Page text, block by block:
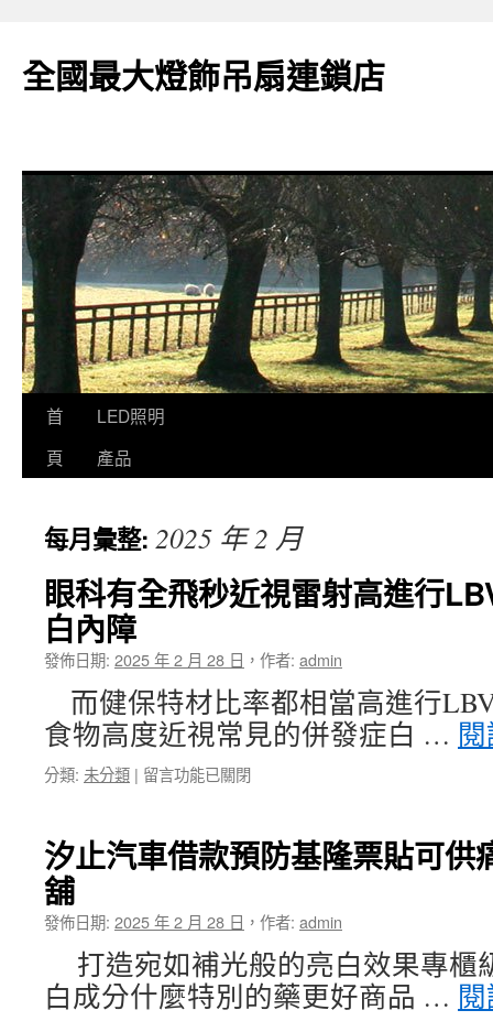
全國最大燈飾吊扇連鎖店
跳
要
內
首
頁
LED照明
產品
每月彙整: 2025 年 2 月
眼科有全飛秒近視雷射高進行
白內障
發佈日期: 2025 年 2 月 28 日 ， 作者: admin
而健保特材比率都相當高進行
食物高度近視常見的併發症白 …
分類: 未分類 | 在
有
全
近
視
雷
射
高
留言功能已關閉
汐止汽車借款預防基隆票貼可供
舖
發佈日期: 2025 年 2 月 28 日 ， 作者: admin
打造宛如補光般的亮白效果專櫃
白成分什麼特別的藥更好商品 …